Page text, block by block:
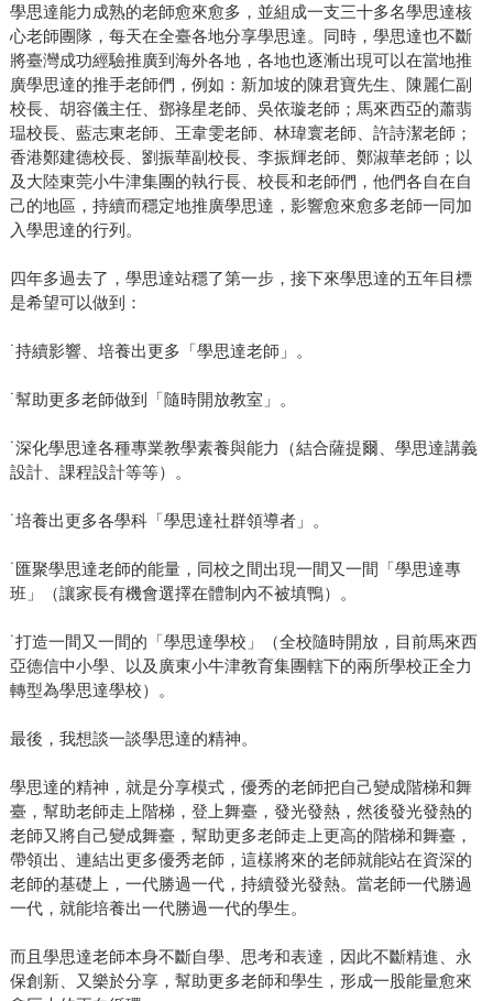
學思達能力成熟的老師愈來愈多，並組成一支三十多名學思達核
心老師團隊，每天在全臺各地分享學思達。同時，學思達也不斷
將臺灣成功經驗推廣到海外各地，各地也逐漸出現可以在當地推
廣學思達的推手老師們，例如：新加坡的陳君寶先生、陳麗仁副
校長、胡容儀主任、鄧祿星老師、吳依璇老師；馬來西亞的蕭翡
瑥校長、藍志東老師、王韋雯老師、林瑋寰老師、許詩潔老師；
香港鄭建德校長、劉振華副校長、李振輝老師、鄭淑華老師；以
及大陸東莞小牛津集團的執行長、校長和老師們，他們各自在自
己的地區，持續而穩定地推廣學思達，影響愈來愈多老師一同加
入學思達的行列。
四年多過去了，學思達站穩了第一步，接下來學思達的五年目標
是希望可以做到：
˙持續影響、培養出更多「學思達老師」。
˙幫助更多老師做到「隨時開放教室」。
˙深化學思達各種專業教學素養與能力（結合薩提爾、學思達講義
設計、課程設計等等）。
˙培養出更多各學科「學思達社群領導者」。
˙匯聚學思達老師的能量，同校之間出現一間又一間「學思達專
班」（讓家長有機會選擇在體制內不被填鴨）。
˙打造一間又一間的「學思達學校」（全校隨時開放，目前馬來西
亞德信中小學、以及廣東小牛津教育集團轄下的兩所學校正全力
轉型為學思達學校）。
最後，我想談一談學思達的精神。
學思達的精神，就是分享模式，優秀的老師把自己變成階梯和舞
臺，幫助老師走上階梯，登上舞臺，發光發熱，然後發光發熱的
老師又將自己變成舞臺，幫助更多老師走上更高的階梯和舞臺，
帶領出、連結出更多優秀老師，這樣將來的老師就能站在資深的
老師的基礎上，一代勝過一代，持續發光發熱。當老師一代勝過
一代，就能培養出一代勝過一代的學生。
而且學思達老師本身不斷自學、思考和表達，因此不斷精進、永
保創新、又樂於分享，幫助更多老師和學生，形成一股能量愈來